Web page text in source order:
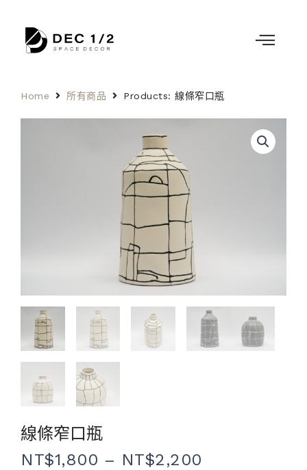
Home 所有商品 Products: 線條窄口瓶
線條窄口瓶
NT$1,800 – NT$2,200